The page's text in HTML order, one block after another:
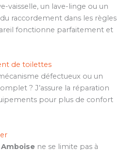
vaisselle, un lave-linge ou un
raccordement dans les règles
fonctionne parfaitement et
de toilettes
défectueux ou un
? J’assure la réparation
pour plus de confort
ne se limite pas à